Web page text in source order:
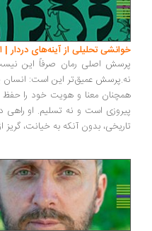
تحلیلی از آینه‌های دردار | اسحاق
اصلی رمان صرفاً این نیست که
عمیق‌تر این است: انسان پس از
معنا و هویت خود را حفظ کند؟...
است و نه تسلیم. او راهی دیگر
بدون آنکه به خیانت، گریز از